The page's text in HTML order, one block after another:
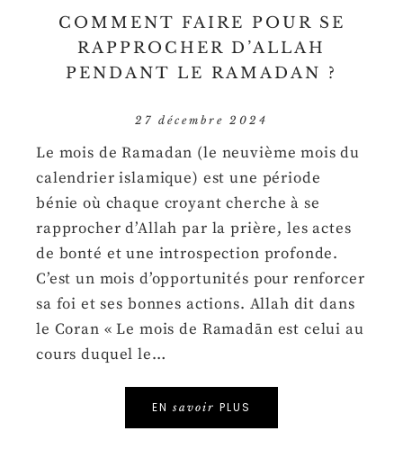
COMMENT FAIRE POUR SE
RAPPROCHER D’ALLAH
PENDANT LE RAMADAN ?
27 décembre 2024
Le mois de Ramadan (le neuvième mois du
calendrier islamique) est une période
bénie où chaque croyant cherche à se
rapprocher d’Allah par la prière, les actes
de bonté et une introspection profonde.
C’est un mois d’opportunités pour renforcer
sa foi et ses bonnes actions. Allah dit dans
le Coran « Le mois de Ramadān est celui au
cours duquel le…
EN savoir PLUS